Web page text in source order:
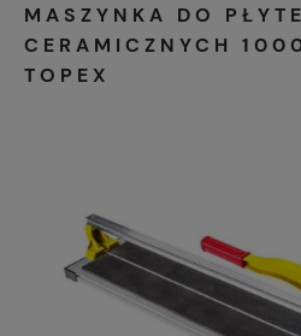
MASZYNKA DO
CERAMICZNYCH
TOPEX